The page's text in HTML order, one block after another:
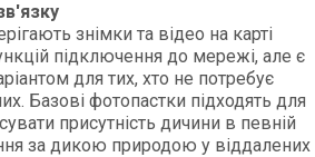
знімки та відео на карті
підключення до мережі, але є
для тих, хто не потребує
Базові фотопастки підходять для
присутність дичини в певній
за дикою природою у віддалених